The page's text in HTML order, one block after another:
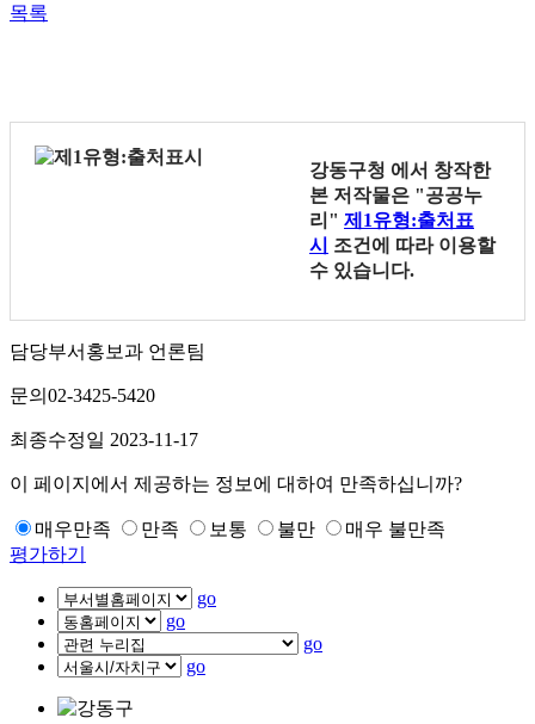
목록
강동구청 에서 창작한
본 저작물은 "공공누
리" 제1유형:출처표
시
조건에 따라 이용할
수 있습니다.
담당부서 홍보과 언론팀
문의 02-3425-5420
최종수정일 2023-11-17
이 페이지에서 제공하는 정보에 대하여 만족하십니까?
매우만족 만족 보통 불만
매우 불만족
평가하기
go
go
go
go